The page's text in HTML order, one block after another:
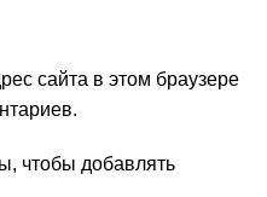
сайта в этом браузере
чтобы добавлять